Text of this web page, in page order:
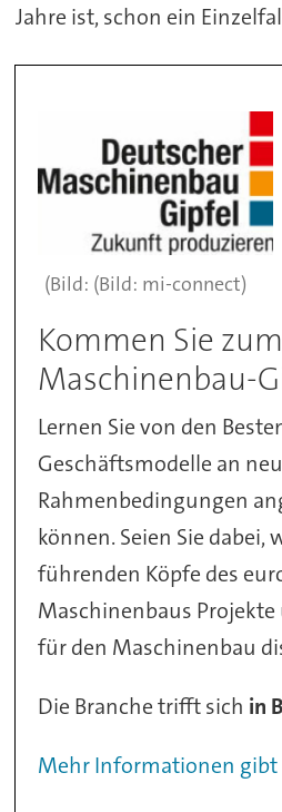
Jahre ist, schon ein
(Bild: mi-connect)
Kommen Sie zum
Maschinenbau-
Lernen Sie von den
Geschäftsmodelle an
Rahmenbedingungen
können. Seien Sie dabei,
führenden Köpfe des
Maschinenbaus Projekte
für den Maschinenbau
Die Branche trifft sich in
Mehr Informationen gibt